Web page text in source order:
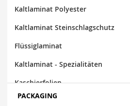
Kaltlaminat Polyester
Kaltlaminat Steinschlagschutz
Flüssiglaminat
Kaltlaminat - Spezialitäten
Kaschierfolien
Laminate
PACKAGING